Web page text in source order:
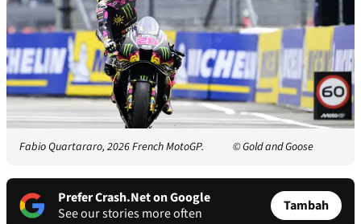
Fabio Quartararo, 2026 French MotoGP. © Gold and Goose
Prefer Crash.Net on Google
See our stories more often
Tambah